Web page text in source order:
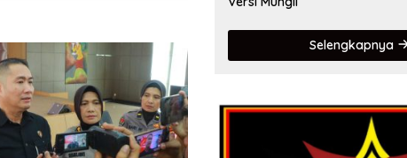
Selengkapnya